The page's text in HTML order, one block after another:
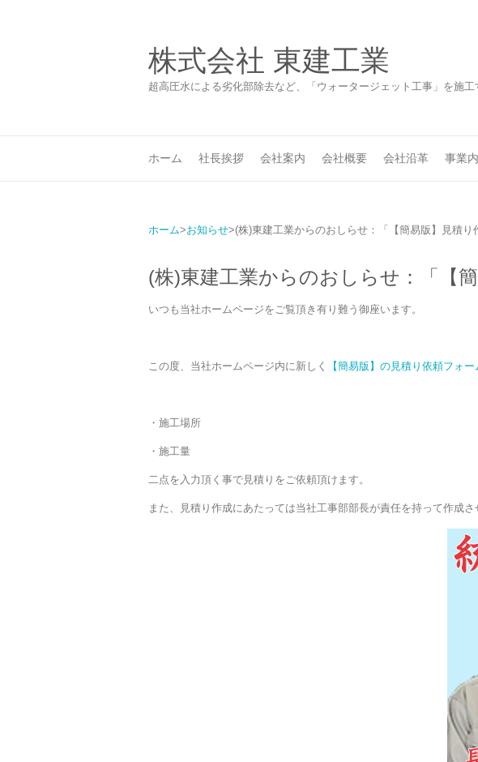
株式会社 東建工業
超高圧水による劣化部除去など、「ウォータージェット工事」を施工
ホーム 社長挨拶 会社案内 会社概要 会社沿革 事業
ホーム お知らせ (株)東建工業からのおしらせ：「【簡易版】見積り
(株)東建工業からのおしらせ：「【
いつも当社ホームページをご覧頂き有り難う御座います。
この度、当社ホームページ内に新しく 【簡易版】の見積り依頼フォー
・施工場所
・施工量
二点を入力頂く事で見積りをご依頼頂けます。
また、見積り作成にあたっては当社工事部部長が責任を持って作成さ